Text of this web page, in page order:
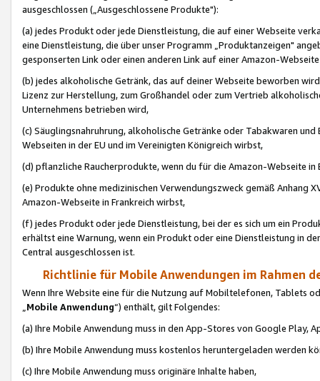
ausgeschlossen („Ausgeschlossene Produkte"):
(a) jedes Produkt oder jede Dienstleistung, die auf einer Webseite
eine Dienstleistung, die über unser Programm „Produktanzeigen"
gesponserten Link oder einen anderen Link auf einer Amazon-
(b) jedes alkoholische Getränk, das auf deiner Webseite beworben
Lizenz zur Herstellung, zum Großhandel oder zum Vertrieb
Unternehmens betrieben wird,
(c) Säuglingsnahruhrung, alkoholische Getränke oder Tabakwaren
Webseiten in der EU und im Vereinigten Königreich wirbst,
(d) pflanzliche Raucherprodukte, wenn du für die Amazon-Webseite in
(e) Produkte ohne medizinischen Verwendungszweck gemäß Anhang
Amazon-Webseite in Frankreich wirbst,
(f) jedes Produkt oder jede Dienstleistung, bei der es sich um ein
erhältst eine Warnung, wenn ein Produkt oder eine Dienstleistung in
Central ausgeschlossen ist.
Richtlinie für Mobile Anwendungen im Rahmen
Wenn Ihre Website eine für die Nutzung auf Mobiltelefonen, Tablets
„Mobile Anwendung“) enthält, gilt Folgendes:
(a) Ihre Mobile Anwendung muss in den App-Stores von Google Play,
(b) Ihre Mobile Anwendung muss kostenlos heruntergeladen werden
(c) Ihre Mobile Anwendung muss originäre Inhalte haben,